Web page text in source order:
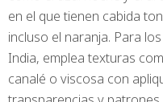
en el que tienen cabida
incluso el naranja. Para
India, emplea texturas
canalé o viscosa con